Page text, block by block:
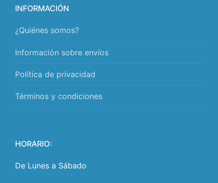
INFORMACIÓN
¿Quiénes somos?
Información sobre envíos
Política de privacidad
Términos y condiciones
HORARIO:
De Lunes a Sábado